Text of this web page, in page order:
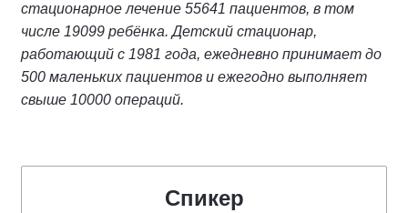
стационарное лечение 55641 пациентов, в том
числе 19099 ребёнка. Детский стационар,
работающий с 1981 года, ежедневно принимает до
500 маленьких пациентов и ежегодно выполняет
свыше 10000 операций.
Спикер